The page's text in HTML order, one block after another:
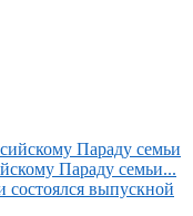
Параду семьи...